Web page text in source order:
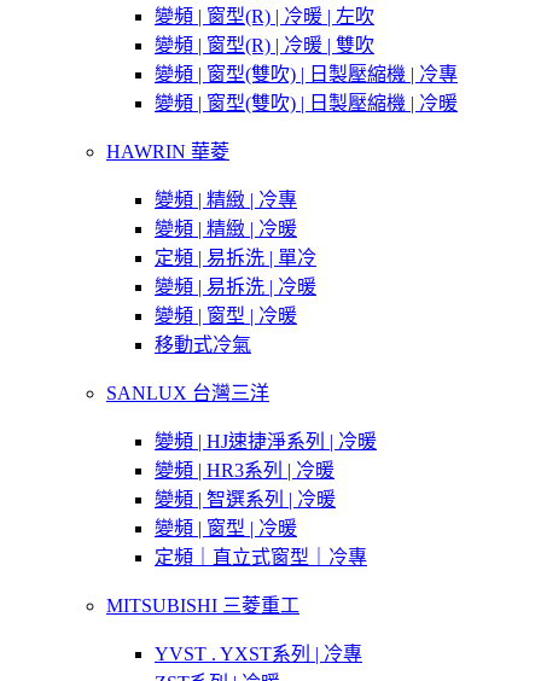
變頻 | 窗型(R) | 冷暖 | 左吹
變頻 | 窗型(R) | 冷暖 | 雙吹
變頻 | 窗型(雙吹) | 日製壓縮機 | 冷專
變頻 | 窗型(雙吹) | 日製壓縮機 | 冷暖
HAWRIN 華菱
變頻 | 精緻 | 冷專
變頻 | 精緻 | 冷暖
定頻 | 易拆洗 | 單冷
變頻 | 易拆洗 | 冷暖
變頻 | 窗型 | 冷暖
移動式冷氣
SANLUX 台灣三洋
變頻 | HJ速捷淨系列 | 冷暖
變頻 | HR3系列 | 冷暖
變頻 | 智選系列 | 冷暖
變頻 | 窗型 | 冷暖
定頻｜直立式窗型｜冷專
MITSUBISHI 三菱重工
YVST . YXST系列 | 冷專